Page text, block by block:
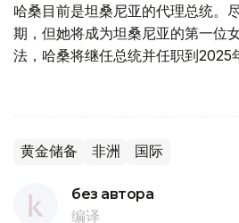
哈桑目前是坦桑尼亚的代理总统。
期，但她将成为坦桑尼亚的第一位
法，哈桑将继任总统并任职到2025
黄金储备 非洲 国际
без автора
编译